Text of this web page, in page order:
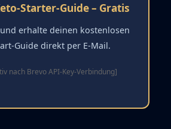
Starter-Guide – Gratis
erhalte deinen kostenlosen
Guide direkt per E-Mail.
nach Brevo API-Key-Verbindung]